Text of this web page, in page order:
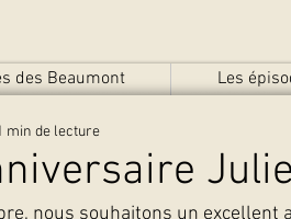
des Beaumont Les
min de lecture
nous souhaitons un excellent